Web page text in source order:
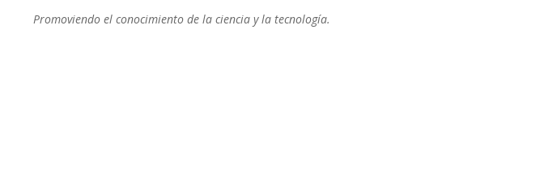
Promoviendo el conocimiento de la ciencia y la tecnología.